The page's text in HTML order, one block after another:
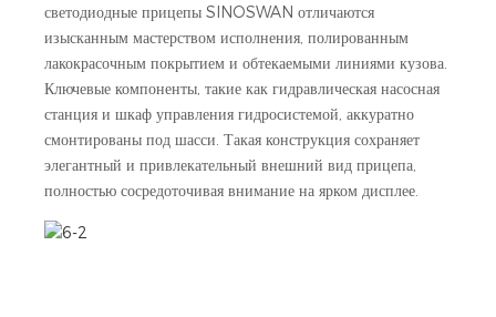
светодиодные прицепы SINOSWAN отличаются
изысканным мастерством исполнения, полированным
лакокрасочным покрытием и обтекаемыми линиями кузова.
Ключевые компоненты, такие как гидравлическая насосная
станция и шкаф управления гидросистемой, аккуратно
смонтированы под шасси. Такая конструкция сохраняет
элегантный и привлекательный внешний вид прицепа,
полностью сосредоточивая внимание на ярком дисплее.